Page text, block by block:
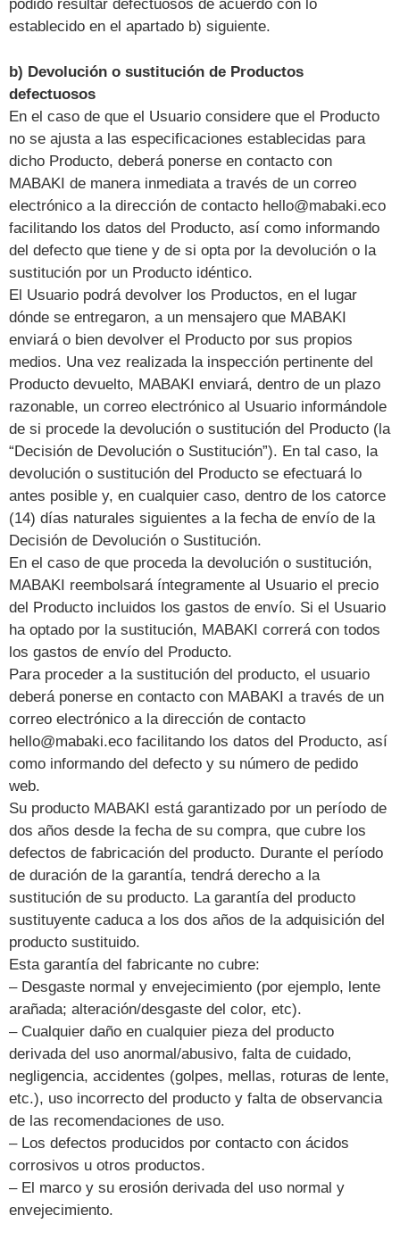
podido resultar defectuosos de acuerdo con lo
establecido en el apartado b) siguiente.
b) Devolución o sustitución de Productos
defectuosos
En el caso de que el Usuario considere que el Producto
no se ajusta a las especificaciones establecidas para
dicho Producto, deberá ponerse en contacto con
MABAKI de manera inmediata a través de un correo
electrónico a la dirección de contacto hello@mabaki.eco
facilitando los datos del Producto, así como informando
del defecto que tiene y de si opta por la devolución o la
sustitución por un Producto idéntico.
El Usuario podrá devolver los Productos, en el lugar
dónde se entregaron, a un mensajero que MABAKI
enviará o bien devolver el Producto por sus propios
medios. Una vez realizada la inspección pertinente del
Producto devuelto, MABAKI enviará, dentro de un plazo
razonable, un correo electrónico al Usuario informándole
de si procede la devolución o sustitución del Producto (la
“Decisión de Devolución o Sustitución”). En tal caso, la
devolución o sustitución del Producto se efectuará lo
antes posible y, en cualquier caso, dentro de los catorce
(14) días naturales siguientes a la fecha de envío de la
Decisión de Devolución o Sustitución.
En el caso de que proceda la devolución o sustitución,
MABAKI reembolsará íntegramente al Usuario el precio
del Producto incluidos los gastos de envío. Si el Usuario
ha optado por la sustitución, MABAKI correrá con todos
los gastos de envío del Producto.
Para proceder a la sustitución del producto, el usuario
deberá ponerse en contacto con MABAKI a través de un
correo electrónico a la dirección de contacto
hello@mabaki.eco facilitando los datos del Producto, así
como informando del defecto y su número de pedido
web.
Su producto MABAKI está garantizado por un período de
dos años desde la fecha de su compra, que cubre los
defectos de fabricación del producto. Durante el período
de duración de la garantía, tendrá derecho a la
sustitución de su producto. La garantía del producto
sustituyente caduca a los dos años de la adquisición del
producto sustituido.
Esta garantía del fabricante no cubre:
– Desgaste normal y envejecimiento (por ejemplo, lente
arañada; alteración/desgaste del color, etc).
– Cualquier daño en cualquier pieza del producto
derivada del uso anormal/abusivo, falta de cuidado,
negligencia, accidentes (golpes, mellas, roturas de lente,
etc.), uso incorrecto del producto y falta de observancia
de las recomendaciones de uso.
– Los defectos producidos por contacto con ácidos
corrosivos u otros productos.
– El marco y su erosión derivada del uso normal y
envejecimiento.